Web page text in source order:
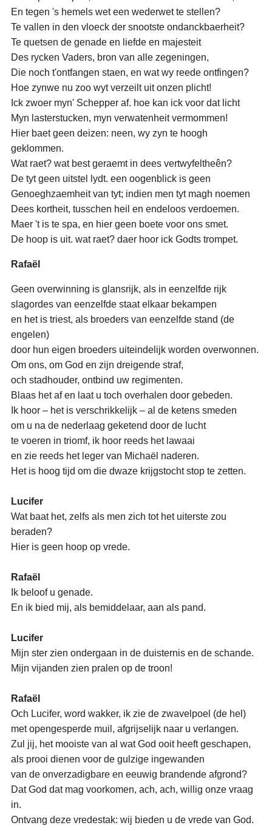
En tegen 's hemels wet een wederwet te stellen?
Te vallen in den vloeck der snootste ondanckbaerheit?
Te quetsen de genade en liefde en majesteit
Des rycken Vaders, bron van alle zegeningen,
Die noch t'ontfangen staen, en wat wy reede ontfingen?
Hoe zynwe nu zoo wyt verzeilt uit onzen plicht!
Ick zwoer myn' Schepper af. hoe kan ick voor dat licht
Myn lasterstucken, myn verwatenheit vermommen!
Hier baet geen deizen: neen, wy zyn te hoogh
geklommen.
Wat raet? wat best geraemt in dees vertwyfeltheên?
De tyt geen uitstel lydt. een oogenblick is geen
Genoeghzaemheit van tyt; indien men tyt magh noemen
Dees kortheit, tusschen heil en endeloos verdoemen.
Maer 't is te spa, en hier geen boete voor ons smet.
De hoop is uit. wat raet? daer hoor ick Godts trompet.
Rafaël
Geen overwinning is glansrijk, als in eenzelfde rijk
slagordes van eenzelfde staat elkaar bekampen
en het is triest, als broeders van eenzelfde stand (de
engelen)
door hun eigen broeders uiteindelijk worden overwonnen.
Om ons, om God en zijn dreigende straf,
och stadhouder, ontbind uw regimenten.
Blaas het af en laat u toch overhalen door gebeden.
Ik hoor – het is verschrikkelijk – al de ketens smeden
om u na de nederlaag geketend door de lucht
te voeren in triomf, ik hoor reeds het lawaai
en zie reeds het leger van Michaël naderen.
Het is hoog tijd om die dwaze krijgstocht stop te zetten.
Lucifer
Wat baat het, zelfs als men zich tot het uiterste zou
beraden?
Hier is geen hoop op vrede.
Rafaël
Ik beloof u genade.
En ik bied mij, als bemiddelaar, aan als pand.
Lucifer
Mijn ster zien ondergaan in de duisternis en de schande.
Mijn vijanden zien pralen op de troon!
Rafaël
Och Lucifer, word wakker, ik zie de zwavelpoel (de hel)
met opengesperde muil, afgrijselijk naar u verlangen.
Zul jij, het mooiste van al wat God ooit heeft geschapen,
als prooi dienen voor de gulzige ingewanden
van de onverzadigbare en eeuwig brandende afgrond?
Dat God dat mag voorkomen, ach, ach, willig onze vraag
in.
Ontvang deze vredestak: wij bieden u de vrede van God.